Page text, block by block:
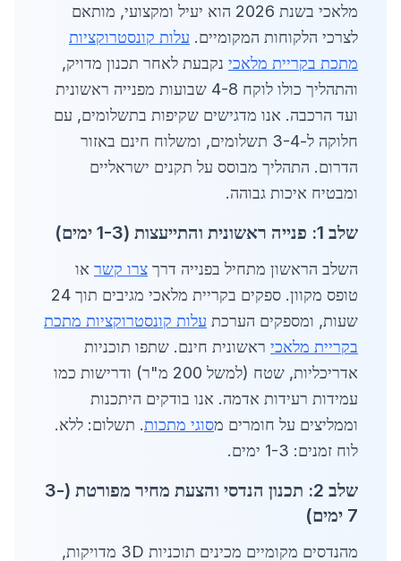
מלאכי בשנת 2026 הוא יעיל ומקצועי, מותאם
לצרכי הלקוחות המקומיים. עלות קונסטרוקציות
מתכת בקריית מלאכי נקבעת לאחר תכנון מדויק,
והתהליך כולו לוקח 4-8 שבועות מפנייה ראשונית
ועד הרכבה. אנו מדגישים שקיפות בתשלומים, עם
חלוקה ל-3-4 תשלומים, ומשלוח חינם באזור
הדרום. התהליך מבוסס על תקנים ישראליים
ומבטיח איכות גבוהה.
שלב 1: פנייה ראשונית והתייעצות (1-3 ימים)
השלב הראשון מתחיל בפנייה דרך צרו קשר או
טופס מקוון. ספקים בקריית מלאכי מגיבים תוך 24
שעות, ומספקים הערכת עלות קונסטרוקציות מתכת
בקריית מלאכי ראשונית חינם. שתפו תוכניות
אדריכליות, שטח (למשל 200 מ"ר) ודרישות כמו
עמידות רעידות אדמה. אנו בודקים היתכנות
וממליצים על חומרים מסוגי מתכות. תשלום: ללא.
לוח זמנים: 1-3 ימים.
שלב 2: תכנון הנדסי והצעת מחיר מפורטת (3-
7 ימים)
מהנדסים מקומיים מכינים תוכניות 3D מדויקות,